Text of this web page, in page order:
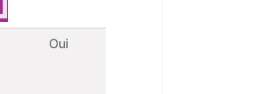
Oui